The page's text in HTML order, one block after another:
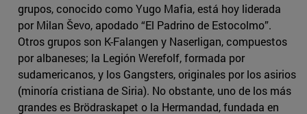
grupos, conocido como Yugo Mafia, está hoy liderada
por Milan Ševo, apodado “El Padrino de Estocolmo”.
Otros grupos son K-Falangen y Naserligan, compuestos
por albaneses; la Legión Werefolf, formada por
sudamericanos, y los Gangsters, originales por los asirios
(minoría cristiana de Siria). No obstante, uno de los más
grandes es Brödraskapet o la Hermandad, fundada en